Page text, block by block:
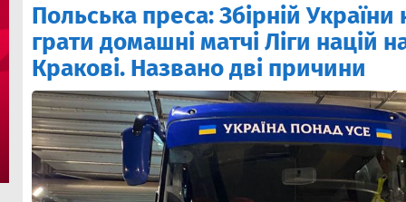
Польська преса: Збірній
грати домашні матчі Ліги націй
Кракові. Названо дві причини